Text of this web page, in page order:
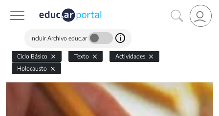
Incluir Archivo educ.ar
Ciclo Básico Texto
Actividades
Holocausto